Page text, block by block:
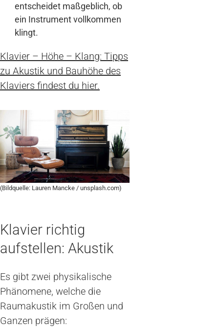
entscheidet maßgeblich, ob
ein Instrument vollkommen
klingt.
Klavier – Höhe – Klang: Tipps
zu Akustik und Bauhöhe des
Klaviers findest du hier.
(Bildquelle: Lauren Mancke / unsplash.com)
Klavier richtig
aufstellen: Akustik
Es gibt zwei physikalische
Phänomene, welche die
Raumakustik im Großen und
Ganzen prägen: